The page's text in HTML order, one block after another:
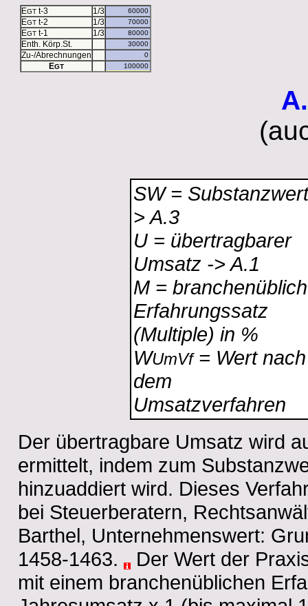
EGT t-3
1/3
EGT t-2
1/3
EGT t-1
1/3
Enth. Körp.St.
Zu-/Abrechnungen
EGT
SW =
> A.3
U = übertragbarer
Umsatz -> A.1
M =
Erfahrungssatz
(Multiple) in %
WUmVf= Wert nach
dem
Umsatzverfahren
Der übertragbare Umsatz wird
ermittelt, indem zum
hinzuaddiert wird. Dieses
bei Steuerberatern,
Barthel, Unternehmenswert:
1458-1463.
Der Wert der
mit einem branchenüblichen